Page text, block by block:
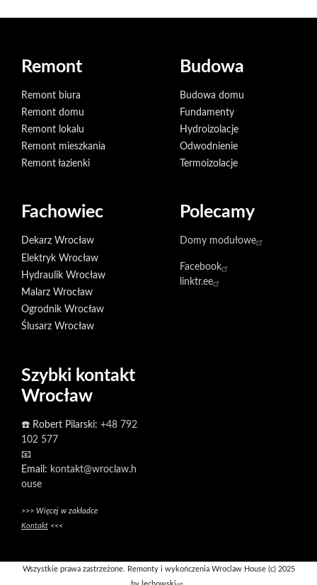
Remont
Remont biura
Remont domu
Remont lokalu
Remont mieszkania
Remont łazienki
Budowa
Budowa domu
Fundamenty
Hydroizolacje
Odwodnienie
Termoizolacje
Fachowiec
Dekarz Wrocław
Elektryk Wrocław
Hydraulik Wrocław
Malarz Wrocław
Ogrodnik Wrocław
Ślusarz Wrocław
Polecamy
Domy modułowe
Facebook
linktr.ee
Szybki kontakt
Wrocław
☎️ Robert Pilarski: +48 792
102 577
📧
Email: kontakt@wroclaw.h
ouse
>>> Więcej w zakładce
Kontakt <<<
Wszystkie prawa zastrzeżone. Remonty i wykończenia Wroclaw House (c) 2025